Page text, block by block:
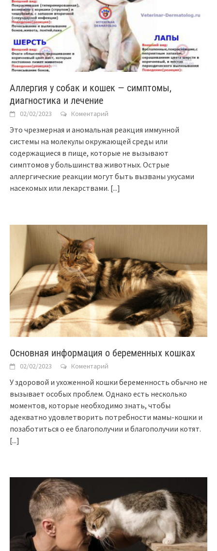
Аллергия у собак и кошек — симптомы,
диагностика и лечение
02/02/2023 Коментарий
Это чрезмерная и аномальная реакция иммунной
системы на молекулы окружающей среды или
содержащиеся в пище, которые не вызывают
симптомов у большинства животных. Острые
аллергические реакции могут быть вызваны укусами
насекомых или лекарствами. [...]
Основная информация о беременных кошках
02/02/2023 Коментарий
У здоровой и ухоженной кошки беременность обычно не
вызывает особых проблем. Однако есть несколько
моментов, которые необходимо знать, чтобы
адекватно удовлетворить потребности мамы-кошки и
позаботиться о ее благополучии и благополучии котят.
[...]